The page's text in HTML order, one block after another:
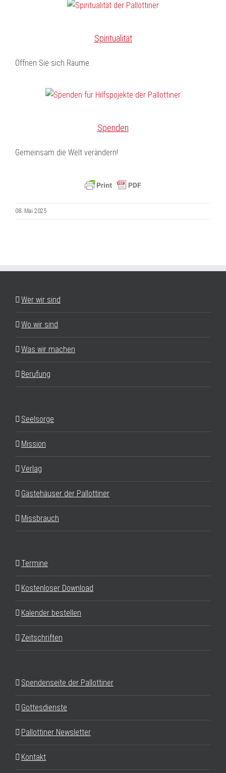
Spiritualität
Öffnen Sie sich Räume
Spenden
Gemeinsam die Welt verändern!
08. Mai 2025
Wer wir sind
Wo wir sind
Was wir machen
Berufung
Seelsorge
Mission
Verlag
Gästehäuser der Pallottiner
Missbrauch
Termine
Kostenloser Download
Kalender bestellen
Zeitschriften
Spendenseite der Pallottiner
Gottesdienste
Pallottiner Newsletter
Kontakt